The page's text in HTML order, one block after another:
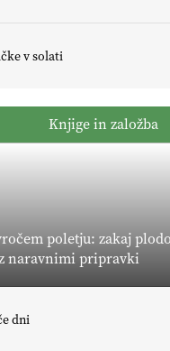
v solati
Knjige in založba
poletju: zakaj
naravnimi pripravki
dni